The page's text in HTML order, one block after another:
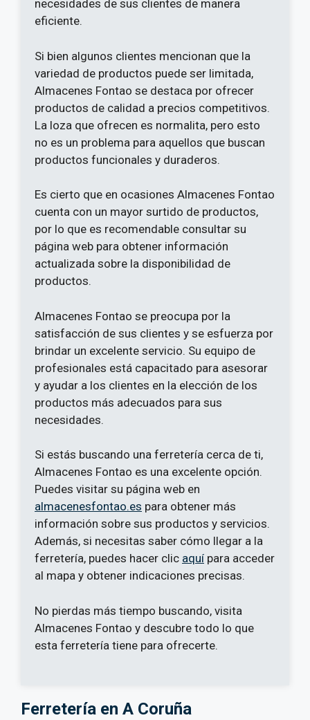
necesidades de sus clientes de manera
eficiente.
Si bien algunos clientes mencionan que la
variedad de productos puede ser limitada,
Almacenes Fontao se destaca por ofrecer
productos de calidad a precios competitivos.
La loza que ofrecen es normalita, pero esto
no es un problema para aquellos que buscan
productos funcionales y duraderos.
Es cierto que en ocasiones Almacenes Fontao
cuenta con un mayor surtido de productos,
por lo que es recomendable consultar su
página web para obtener información
actualizada sobre la disponibilidad de
productos.
Almacenes Fontao se preocupa por la
satisfacción de sus clientes y se esfuerza por
brindar un excelente servicio. Su equipo de
profesionales está capacitado para asesorar
y ayudar a los clientes en la elección de los
productos más adecuados para sus
necesidades.
Si estás buscando una ferretería cerca de ti,
Almacenes Fontao es una excelente opción.
Puedes visitar su página web en
almacenesfontao.es para obtener más
información sobre sus productos y servicios.
Además, si necesitas saber cómo llegar a la
ferretería, puedes hacer clic aquí para acceder
al mapa y obtener indicaciones precisas.
No pierdas más tiempo buscando, visita
Almacenes Fontao y descubre todo lo que
esta ferretería tiene para ofrecerte.
Ferretería en A Coruña